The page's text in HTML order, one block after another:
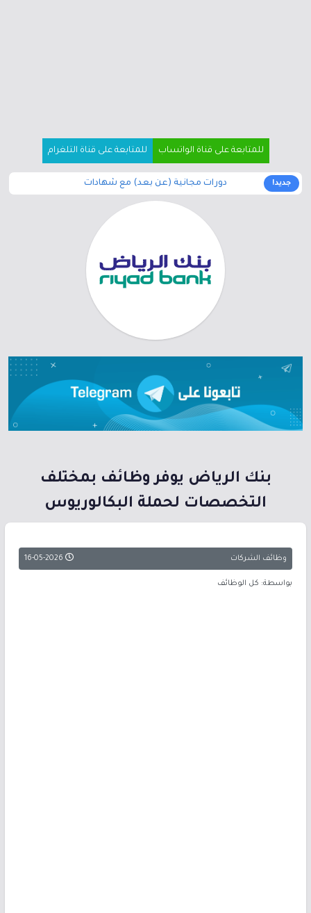
للمتابعة على قناة الواتساب للمتابعة على قناة التلغرام
جديد! دورات مجانية (عن بعد) مع شهادات
بنك الرياض يوفر وظائف بمختلف
التخصصات لحملة البكالوريوس
وظائف الشركات 16-05-2026
بواسطة: كل الوظائف